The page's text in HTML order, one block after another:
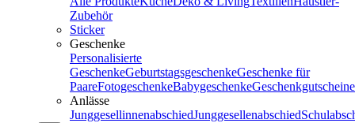
Zubehör
Sticker
Geschenke
Personalisierte
GeschenkeGeburtstagsgeschenkeGeschenke für
PaareFotogeschenkeBabygeschenkeGeschenkgutscheine
Anlässe
JunggesellinnenabschiedJunggesellenabschied